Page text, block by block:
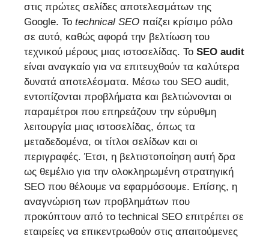
στις πρώτες σελίδες αποτελεσμάτων της
Google. Το technical SEO παίζει κρίσιμο ρόλο
σε αυτό, καθώς αφορά την βελτίωση του
τεχνικού μέρους μιας ιστοσελίδας. Το SEO audit
είναι αναγκαίο για να επιτευχθούν τα καλύτερα
δυνατά αποτελέσματα. Μέσω του SEO audit,
εντοπίζονται προβλήματα και βελτιώνονται οι
παραμέτροι που επηρεάζουν την εύρυθμη
λειτουργία μιας ιστοσελίδας, όπως τα
μεταδεδομένα, οι τίτλοι σελίδων και οι
περιγραφές. Έτσι, η βελτιστοποίηση αυτή δρα
ως θεμέλιο για την ολοκληρωμένη στρατηγική
SEO που θέλουμε να εφαρμόσουμε. Επίσης, η
αναγνώριση των προβλημάτων που
προκύπτουν από το technical SEO επιτρέπει σε
εταιρείες να επικεντρωθούν στις απαιτούμενες